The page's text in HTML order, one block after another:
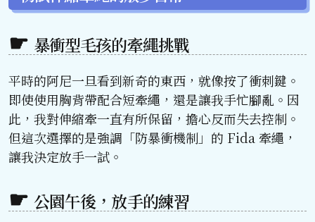
暴衝型毛孩的牽繩挑戰
平時的阿尼一旦看到新奇的東西，就像按了衝刺鍵。
即使使用胸背帶配合短牽繩，還是讓我手忙腳亂。因
此，我對伸縮牽一直有所保留，擔心反而失去控制。
但這次選擇的是強調「防暴衝機制」的 Fida 牽繩，
讓我決定放手一試。
公園午後，放手的練習